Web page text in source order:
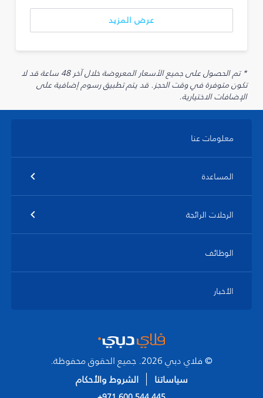
عرض المزيد
* تم الحصول على جميع الأسعار المعروضة خلال آخر 48 ساعة قد لا
تكون متوفرة في وقت الحجز. قد يتم تطبيق رسوم إضافية على
الإضافات الاختيارية.
معلومات عنا
المساعدة
الرحلات الرائجة
الوظائف
الأخبار
© فلاي دبي 2026. جميع الحقوق محفوظة.
سياساتنا
الشروط والأحكام